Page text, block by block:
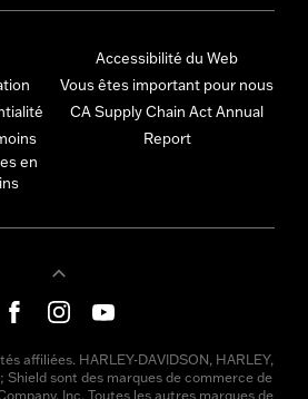
en
Accessibilité du Web
Vous êtes important pour nous
CA Supply Chain Act Annual
Report
affiliées. HARLEY-DAVIDSON, HARLEY,
Shield sont des marques de commerce de
Inc. Toutes les autres marques de